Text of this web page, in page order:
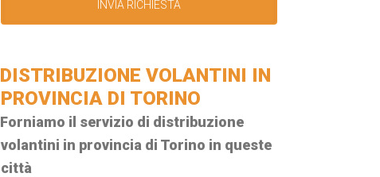
DISTRIBUZIONE VOLANTINI IN
PROVINCIA DI TORINO
Forniamo il servizio di distribuzione
volantini in provincia di Torino in queste
città